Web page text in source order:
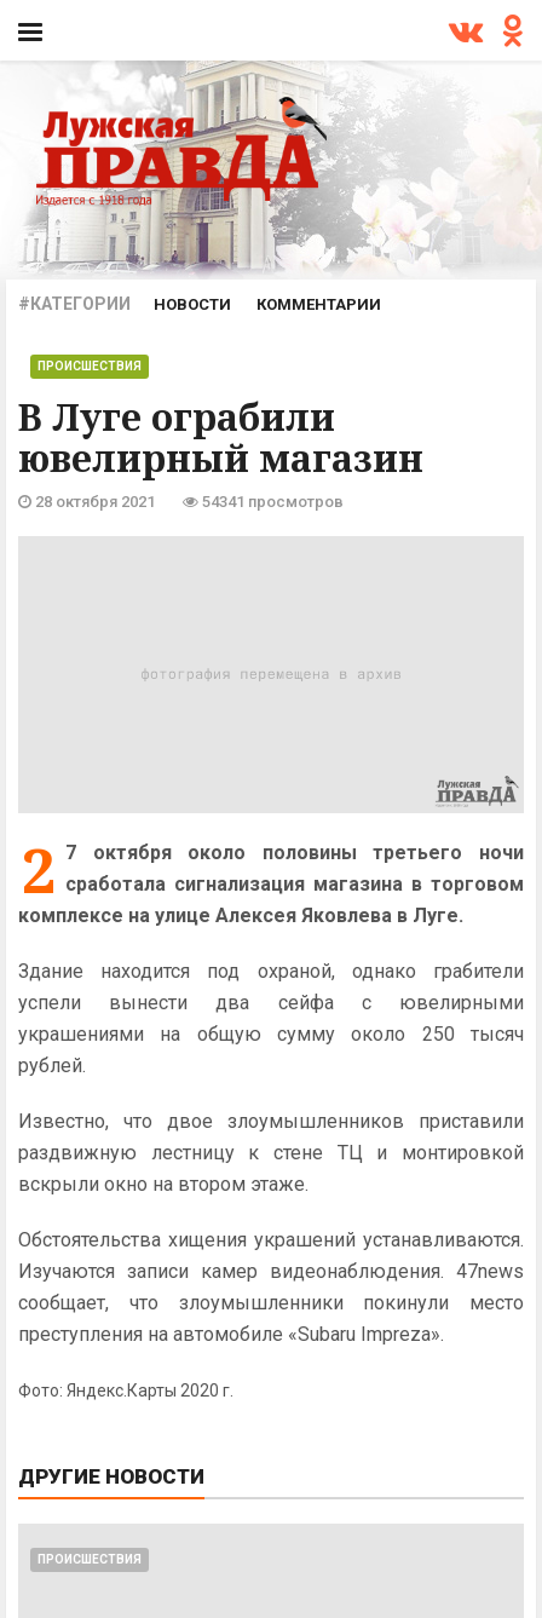
#КАТЕГОРИИ НОВОСТИ КОММЕНТАРИИ
В Луге ограбили
ювелирный магазин
ПРОИСШЕСТВИЯ
28 октября 2021 54341 просмотров
2 7 октября около половины третьего ночи
сработала сигнализация магазина в торговом
комплексе на улице Алексея Яковлева в Луге.
Здание находится под охраной, однако грабители
успели вынести два сейфа с ювелирными
украшениями на общую сумму около 250 тысяч
рублей.
Известно, что двое злоумышленников приставили
раздвижную лестницу к стене ТЦ и монтировкой
вскрыли окно на втором этаже.
Обстоятельства хищения украшений устанавливаются.
Изучаются записи камер видеонаблюдения. 47news
сообщает, что злоумышленники покинули место
преступления на автомобиле «Subaru Impreza».
Фото: Яндекс.Карты 2020 г.
ДРУГИЕ НОВОСТИ
ПРОИСШЕСТВИЯ